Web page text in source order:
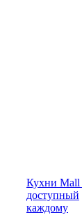
Кухни Mall
доступный
каждому